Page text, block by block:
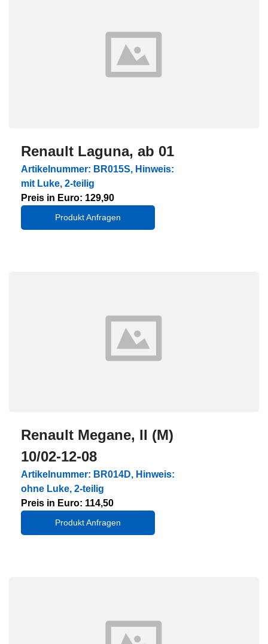
Renault Laguna, ab 01
Artikelnummer: BR015S, Hinweis:
mit Luke, 2-teilig
Preis in Euro: 129,90
Produkt Anfragen
Renault Megane, II (M)
10/02-12-08
Artikelnummer: BR014D, Hinweis:
ohne Luke, 2-teilig
Preis in Euro: 114,50
Produkt Anfragen